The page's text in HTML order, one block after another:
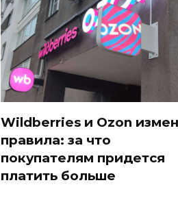
Wildberries и Ozon
правила: за что
покупателям придется
платить больше